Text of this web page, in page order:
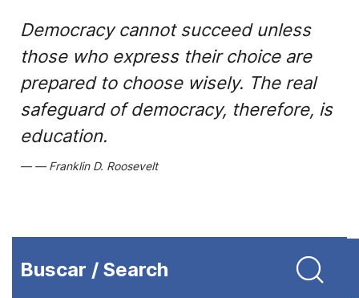
Democracy cannot succeed unless
those who express their choice are
prepared to choose wisely. The real
safeguard of democracy, therefore, is
education.
Franklin D. Roosevelt
Buscar / Search